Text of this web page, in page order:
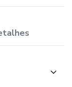
seus resultados.